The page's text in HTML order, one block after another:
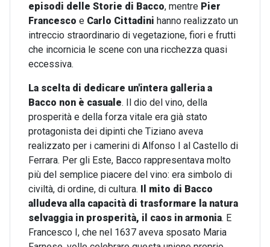
episodi delle Storie di Bacco, mentre Pier
Francesco e Carlo Cittadini hanno realizzato un
intreccio straordinario di vegetazione, fiori e frutti
che incornicia le scene con una ricchezza quasi
eccessiva.
La scelta di dedicare un'intera galleria a
Bacco non è casuale. Il dio del vino, della
prosperità e della forza vitale era già stato
protagonista dei dipinti che Tiziano aveva
realizzato per i camerini di Alfonso I al Castello di
Ferrara. Per gli Este, Bacco rappresentava molto
più del semplice piacere del vino: era simbolo di
civiltà, di ordine, di cultura. Il mito di Bacco
alludeva alla capacità di trasformare la natura
selvaggia in prosperità, il caos in armonia. E
Francesco I, che nel 1637 aveva sposato Maria